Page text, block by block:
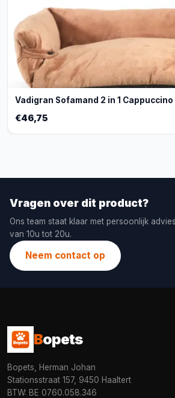
Vadigran Sofamand 2 in 1
€46,75
Vragen over dit product?
Ons team staat klaar met persoonlijk
van 10u tot 20u.
Neem contact op
Bopets
Bopets, Herman Johan
Stationsstraat 157, 9450 Haaltert
BTW: BE 0760.058.346